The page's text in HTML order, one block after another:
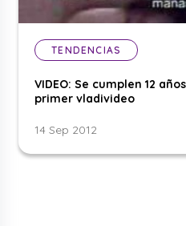
TENDENCIAS
VIDEO: Se cumplen 12
primer vladivideo
14 Sep 2012